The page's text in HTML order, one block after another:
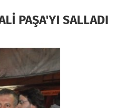
PAŞA'YI SALLADI